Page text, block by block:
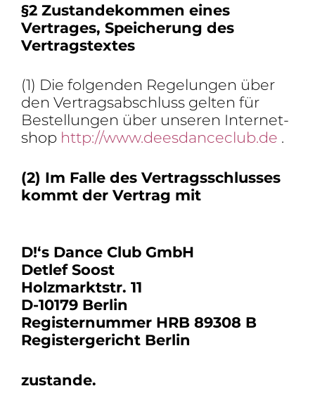
§2 Zustan­de­kommen eines
Vertrages, Spei­che­rung des
Vertragstextes
(1) Die folgenden Rege­lungen über
den Vertrags­ab­schluss gelten für
Bestel­lungen über unseren Inter­net­
shop http://www.deesdanceclub.de .
(2) Im Falle des Vertrags­schlusses
kommt der Vertrag mit
D!‘s Dance Club GmbH
Detlef Soost
Holz­marktstr. 11
D-10179 Berlin
Regis­ter­nummer HRB 89308 B
Regis­ter­ge­richt Berlin
zustande.